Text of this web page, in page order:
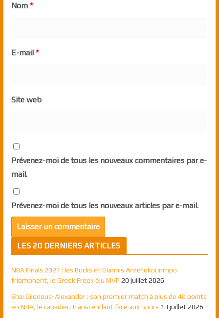
Nom *
E-mail *
Site web
Prévenez-moi de tous les nouveaux commentaires par e-
mail.
Prévenez-moi de tous les nouveaux articles par e-mail.
LES 20 DERNIERS ARTICLES
NBA Finals 2021 : les Bucks et Giannis Antetokounmpo
triomphent, le Greek Freek élu MVP 20 juillet 2026
Shai Gilgeous-Alexander : son premier match à plus de 40 points
en NBA, le canadien transcendant face aux Spurs 13 juillet 2026